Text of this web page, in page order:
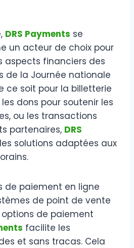
DRS Payments se
un acteur de choix pour
aspects financiers des
de la Journée nationale
ce soit pour la billetterie
dons pour soutenir les
ou les transactions
partenaires, DRS
solutions adaptées aux
de paiement en ligne
de point de vente
de paiement
facilite les
et sans tracas. Cela